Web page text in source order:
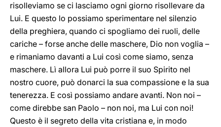
risolleviamo se ci lasciamo ogni giorno risollevare da
Lui. E questo lo possiamo sperimentare nel silenzio
della preghiera, quando ci spogliamo dei ruoli, delle
cariche – forse anche delle maschere, Dio non voglia –
e rimaniamo davanti a Lui così come siamo, senza
maschere. Lì allora Lui può porre il suo Spirito nel
nostro cuore, può donarci la sua compassione e la sua
tenerezza. E così possiamo andare avanti. Non noi –
come direbbe san Paolo – non noi, ma Lui con noi!
Questo è il segreto della vita cristiana e, in modo